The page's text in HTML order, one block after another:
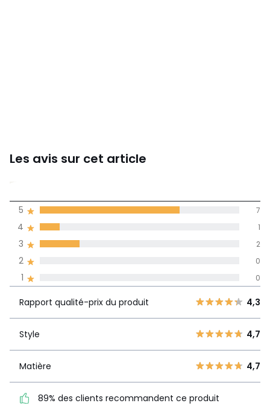
Les avis sur cet article
4,5
(10)
4 1
Rapport
qualité-prix
4,3
89% des clients
1 0
2 0
3 2
4 1
5 7
Rapport qualité-prix du produit 4,3
Style 4,7
Matière 4,7
89% des clients recommandent ce produit